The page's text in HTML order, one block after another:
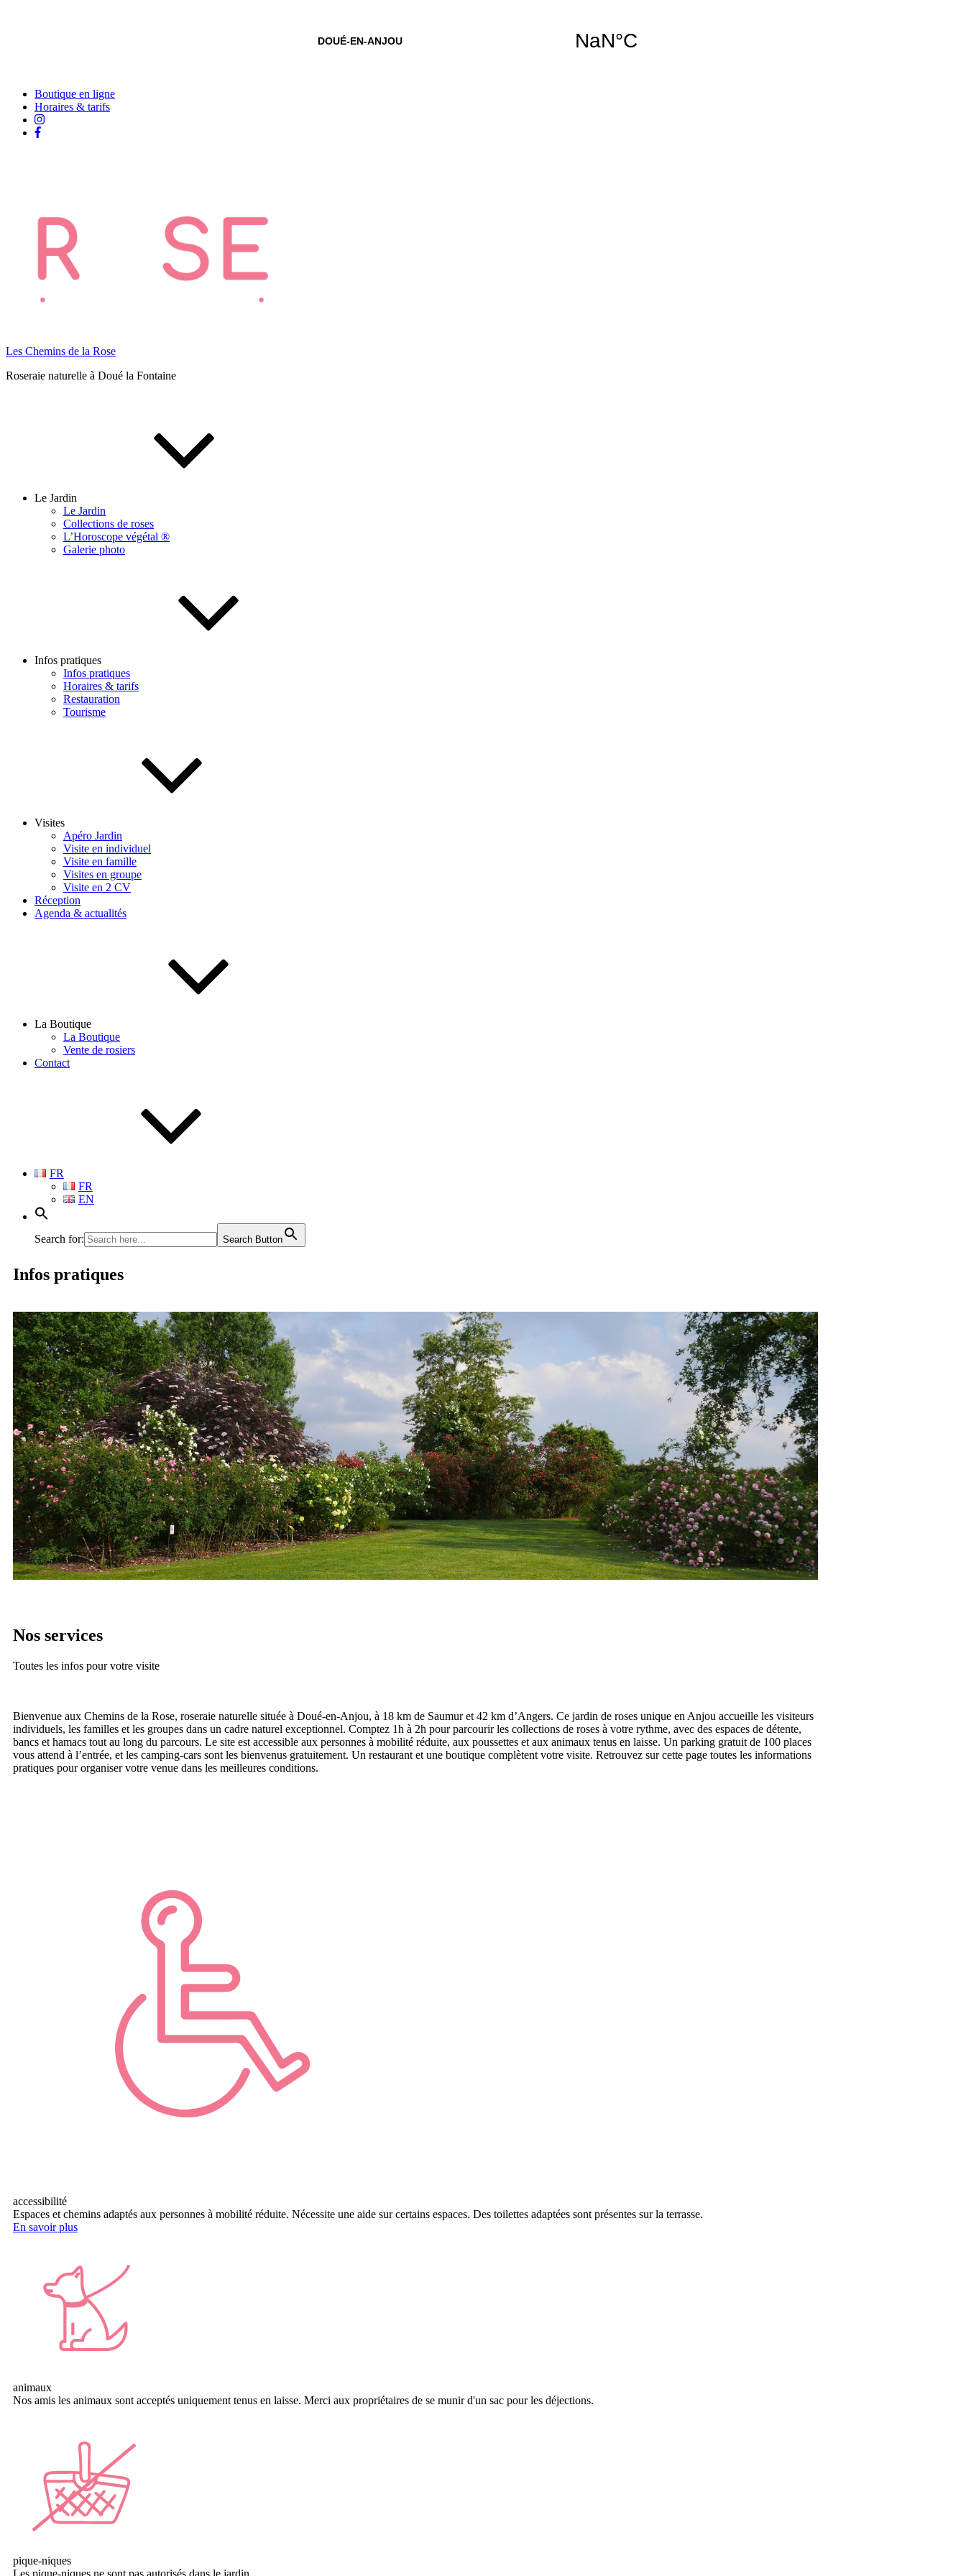
Boutique en ligne
Horaires & tarifs
Les Chemins de la Rose
Roseraie naturelle à Doué la Fontaine
Le Jardin
Le Jardin
Collections de roses
L’Horoscope végétal ®
Galerie photo
Infos pratiques
Infos pratiques
Horaires & tarifs
Restauration
Tourisme
Visites
Apéro Jardin
Visite en individuel
Visite en famille
Visites en groupe
Visite en 2 CV
Réception
Agenda & actualités
La Boutique
La Boutique
Vente de rosiers
Contact
FR
FR
EN
Search for: Search Button
Infos pratiques
Nos services
Toutes les infos pour votre visite
Bienvenue aux Chemins de la Rose, roseraie naturelle située à Doué-en-Anjou, à 18 km de Saumur et 42 km d’Angers. Ce jardin de roses unique en Anjou accueille les visiteurs
individuels, les familles et les groupes dans un cadre naturel exceptionnel. Comptez 1h à 2h pour parcourir les collections de roses à votre rythme, avec des espaces de détente,
bancs et hamacs tout au long du parcours. Le site est accessible aux personnes à mobilité réduite, aux poussettes et aux animaux tenus en laisse. Un parking gratuit de 100 places
vous attend à l’entrée, et les camping-cars sont les bienvenus gratuitement. Un restaurant et une boutique complètent votre visite. Retrouvez sur cette page toutes les informations
pratiques pour organiser votre venue dans les meilleures conditions.
accessibilité
Espaces et chemins adaptés aux personnes à mobilité réduite. Nécessite une aide sur certains espaces. Des toilettes adaptées sont présentes sur la terrasse.
En savoir plus
animaux
Nos amis les animaux sont acceptés uniquement tenus en laisse. Merci aux propriétaires de se munir d'un sac pour les déjections.
pique-niques